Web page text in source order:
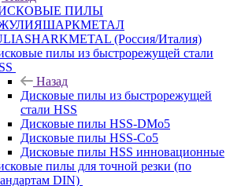
ПИЛЫ
(Россия/Италия)
пилы из быстрорежущей стали
Назад
Дисковые пилы из быстрорежущей
стали HSS
Дисковые пилы HSS-DMo5
Дисковые пилы HSS-Co5
Дисковые пилы HSS инновационные
пилы для точной резки (по
DIN)